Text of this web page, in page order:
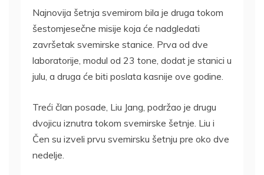
Najnovija šetnja svemirom bila je druga tokom
šestomjesečne misije koja će nadgledati
završetak svemirske stanice. Prva od dve
laboratorije, modul od 23 tone, dodat je stanici u
julu, a druga će biti poslata kasnije ove godine.
Treći član posade, Liu Jang, podržao je drugu
dvojicu iznutra tokom svemirske šetnje. Liu i
Čen su izveli prvu svemirsku šetnju pre oko dve
nedelje.